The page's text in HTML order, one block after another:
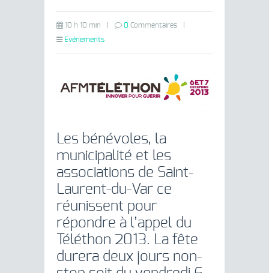
10 h 10 min 0 Commentaires
Evénements
Les bénévoles, la
municipalité et les
associations de Saint-
Laurent-du-Var ce
réunissent pour
répondre à l’appel du
Téléthon 2013. La fête
durera deux jours non-